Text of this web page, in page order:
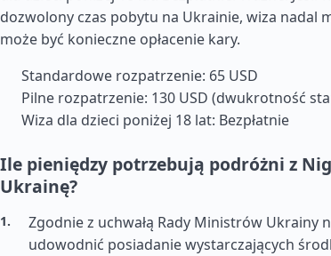
dozwolony czas pobytu na Ukrainie, wiza nadal
może być konieczne opłacenie kary.
Standardowe rozpatrzenie: 65 USD
Pilne rozpatrzenie: 130 USD (dwukrotność
Wiza dla dzieci poniżej 18 lat: Bezpłatnie
Ile pieniędzy potrzebują podróżni z
Ukrainę?
Zgodnie z uchwałą Rady Ministrów Ukrainy
udowodnić posiadanie wystarczających